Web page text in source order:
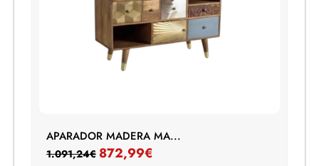
APARADOR MADERA MA...
1.091,24€ 872,99€